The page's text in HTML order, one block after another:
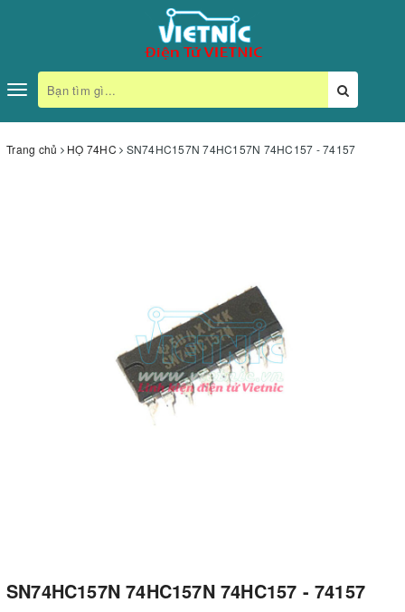
Toggle
navigation
Trang chủ HỌ 74HC SN74HC157N 74HC157N 74HC157 - 74157
SN74HC157N 74HC157N 74HC157 - 74157